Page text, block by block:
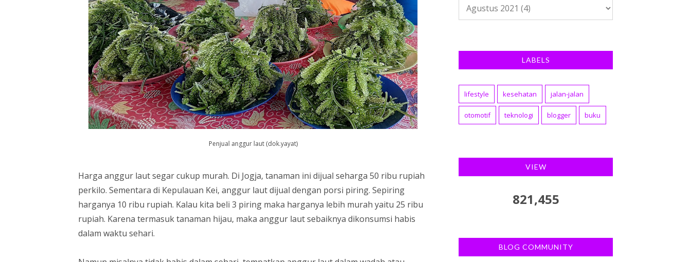
Penjual anggur laut (dok.yayat)
Harga anggur laut segar cukup murah. Di Jogja, tanaman ini dijual seharga 50 ribu rupiah
perkilo. Sementara di Kepulauan Kei, anggur laut dijual dengan porsi piring. Sepiring
harganya 10 ribu rupiah. Kalau kita beli 3 piring maka harganya lebih murah yaitu 25 ribu
rupiah. Karena termasuk tanaman hijau, maka anggur laut sebaiknya dikonsumsi habis
dalam waktu sehari.
LABELS
lifestyle kesehatan jalan-jalan
otomotif teknologi blogger buku
VIEW
821,455
BLOG COMMUNITY